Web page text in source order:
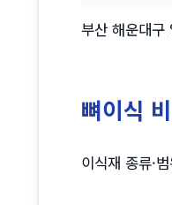
부산 해운대구
뼈이식
이식재 종류·